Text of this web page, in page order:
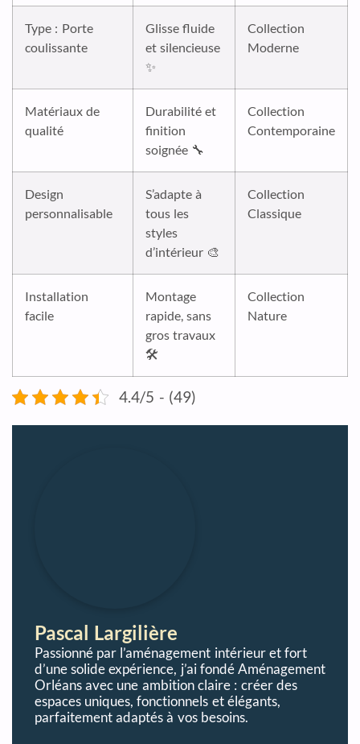
Type : Porte
coulissante
Glisse fluide
et silencieuse
✨
Collection
Moderne
Matériaux de
qualité
Durabilité et
finition
soignée 🔧
Collection
Contemporaine
Design
personnalisable
S’adapte à
tous les
styles
d’intérieur 🎨
Collection
Classique
Installation
facile
Montage
rapide, sans
gros travaux
🛠️
Collection
Nature
4.4/5 - (49)
Pascal Largilière
Passionné par l’aménagement intérieur et fort
d’une solide expérience, j’ai fondé Aménagement
Orléans avec une ambition claire : créer des
espaces uniques, fonctionnels et élégants,
parfaitement adaptés à vos besoins.